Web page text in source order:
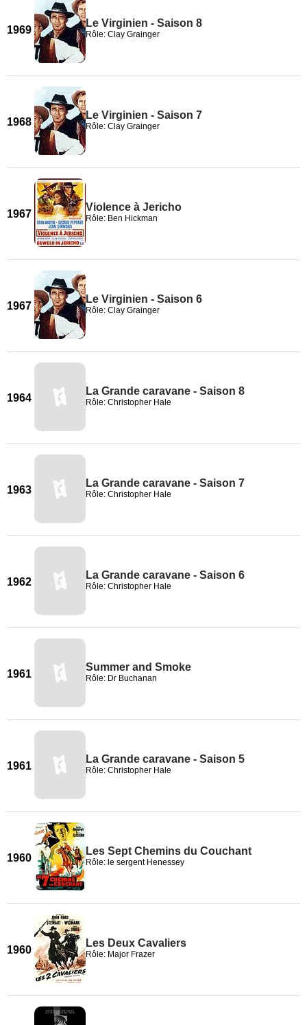
1969
Le Virginien - Saison 8
Rôle: Clay Grainger
1968
Le Virginien - Saison 7
Rôle: Clay Grainger
1967
Violence à Jericho
Rôle: Ben Hickman
1967
Le Virginien - Saison 6
Rôle: Clay Grainger
1964
La Grande caravane - Saison 8
Rôle: Christopher Hale
1963
La Grande caravane - Saison 7
Rôle: Christopher Hale
1962
La Grande caravane - Saison 6
Rôle: Christopher Hale
1961
Summer and Smoke
Rôle: Dr Buchanan
1961
La Grande caravane - Saison 5
Rôle: Christopher Hale
1960
Les Sept Chemins du Couchant
Rôle: le sergent Henessey
1960
Les Deux Cavaliers
Rôle: Major Frazer